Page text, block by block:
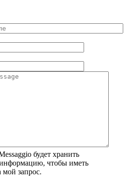
будет хранить
чтобы иметь
мой запрос.